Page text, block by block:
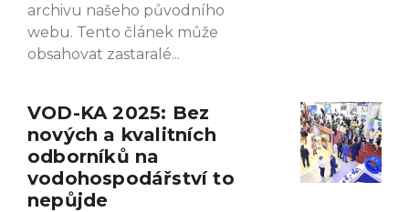
archivu našeho původního
webu. Tento článek může
obsahovat zastaralé
VOD-KA 2025: Bez
nových a kvalitních
odborníků na
vodohospodářství to
nepůjde